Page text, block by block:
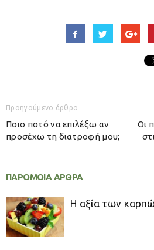
Προηγούμενο άρθρο
Ποιο ποτό να επιλέξω αν
προσέχω τη διατροφή μου;
Οι
ΠΑΡΟΜΟΙΑ ΑΡΘΡΑ
Η αξία των